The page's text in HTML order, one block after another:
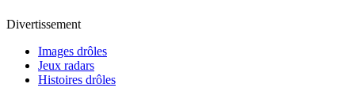
Divertissement
Images drôles
Jeux radars
Histoires drôles